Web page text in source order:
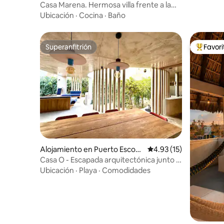
do
Casa Marena. Hermosa villa frente a la
playa.
Ubicación · Cocina · Baño
Superanfitrión
Superanfitrión
Alojamiento en Puerto Escon
dido
Calificación
4.93 (15)
Casa O - Escapada arquitectónica junto al
mar
Ubicación · Playa · Comodidades